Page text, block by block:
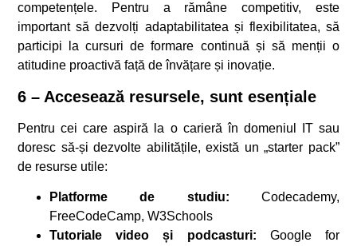
competențele. Pentru a rămâne competitiv, este
important să dezvolți adaptabilitatea și flexibilitatea, să
participi la cursuri de formare continuă și să menții o
atitudine proactivă față de învățare și inovație.
6 – Accesează resursele, sunt esențiale
Pentru cei care aspiră la o carieră în domeniul IT sau
doresc să-și dezvolte abilitățile, există un „starter pack”
de resurse utile:
Platforme de studiu: Codecademy,
FreeCodeCamp, W3Schools
Tutoriale video și podcasturi: Google for